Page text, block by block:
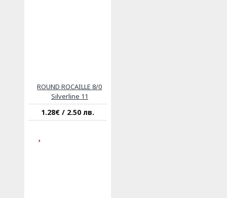
ROUND ROCAILLE 8/0
Silverline 11
1.28€ / 2.50 лв.